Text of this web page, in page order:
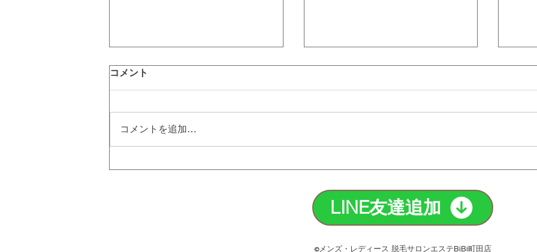
【エステBiBi】
コメント
コメントを追加…
LINE友達追加
©メンズ・レディース 脱毛サロンエステBiBi町田店